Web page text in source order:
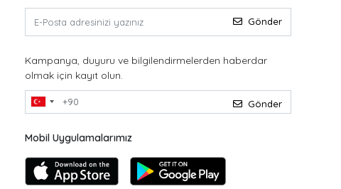
Gönder
Kampanya, duyuru ve bilgilendirmelerden haberdar
olmak için kayıt olun.
Gönder
Mobil Uygulamalarımız